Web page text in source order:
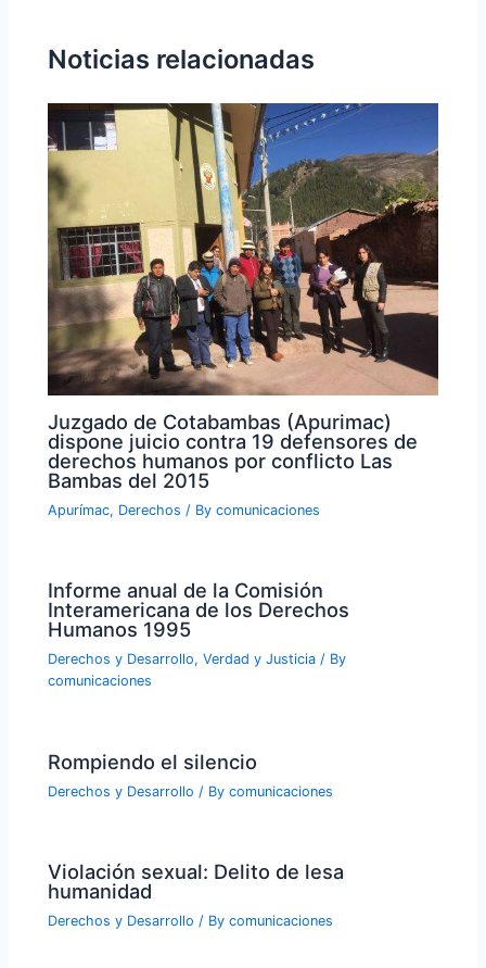
Noticias relacionadas
Juzgado de Cotabambas (Apurimac)
dispone juicio contra 19 defensores de
derechos humanos por conflicto Las
Bambas del 2015
Apurímac, Derechos / Bycomunicaciones
Informe anual de la Comisión
Interamericana de los Derechos
Humanos 1995
Derechos y Desarrollo,Verdad y Justicia / By
comunicaciones
Rompiendo el silencio
Derechos y Desarrollo / Bycomunicaciones
Violación sexual: Delito de lesa
humanidad
Derechos y Desarrollo / Bycomunicaciones